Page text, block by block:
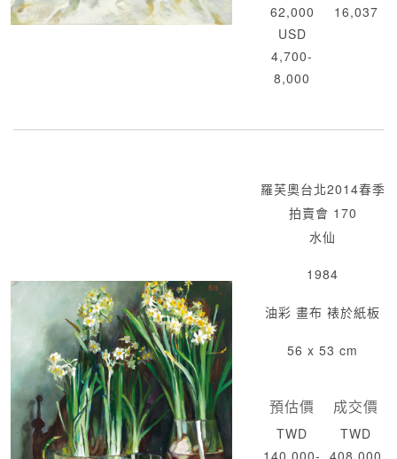
62,000
USD
4,700-
8,000
16,037
羅芙奧台北2014春季
拍賣會 170
水仙
1984
油彩 畫布 裱於紙板
56 x 53 cm
預估價
TWD
成交價
TWD